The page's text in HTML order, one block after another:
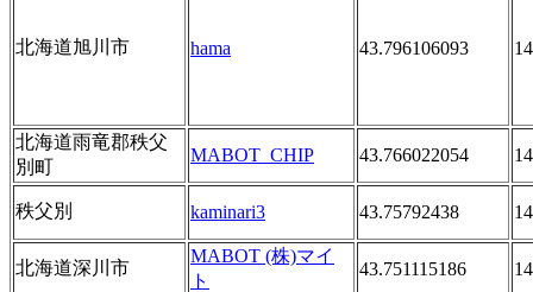
北海道旭川市 hama 43.796106093
北海道雨竜郡秩父
別町
MABOT_CHIP 43.766022054
秩父別 kaminari3 43.75792438
北海道深川市
MABOT (株)マイ
ト
43.751115186